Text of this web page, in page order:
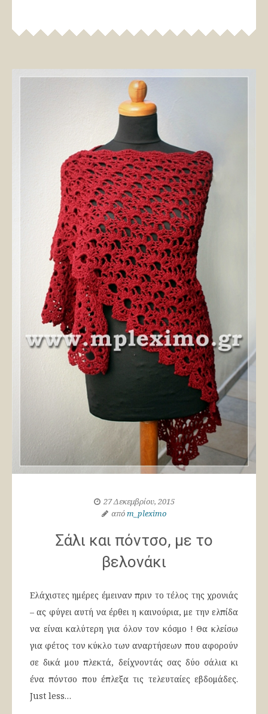
27 Δεκεμβρίου, 2015
απόm_pleximo
Σάλι και πόντσο, με το
βελονάκι
Ελάχιστες ημέρες έμειναν πριν το τέλος της χρονιάς
– ας φύγει αυτή να έρθει η καινούρια, με την ελπίδα
να είναι καλύτερη για όλον τον κόσμο ! Θα κλείσω
για φέτος τον κύκλο των αναρτήσεων που αφορούν
σε δικά μου πλεκτά, δείχνοντάς σας δύο σάλια κι
ένα πόντσο που έπλεξα τις τελευταίες εβδομάδες.
Just less…